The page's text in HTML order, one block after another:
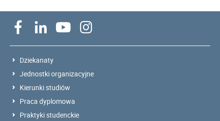
Dziekanaty
Jednostki organizacyjne
Kierunki studiów
Praca dyplomowa
Praktyki studenckie